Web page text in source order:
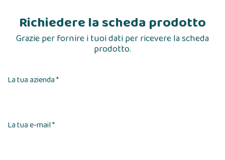
Richiedere la scheda prodotto
Grazie per fornire i tuoi dati per ricevere la scheda
prodotto.
La tua azienda *
La tua e-mail *